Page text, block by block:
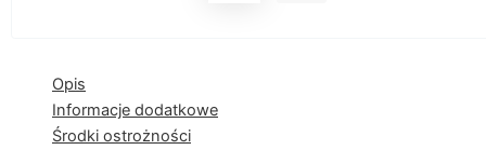
Opis
Informacje dodatkowe
Środki ostrożności